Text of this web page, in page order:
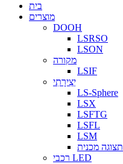
בית
מוצרים
DOOH
LSRSO
LSON
מקורה
LSIF
יְצִירָתִי
LS-Sphere
LSX
LSFTG
LSFL
LSM
תצוגה מכנית
רכבי LED